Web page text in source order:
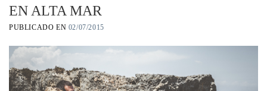
EN ALTA MAR
PUBLICADO EN 02/07/2015